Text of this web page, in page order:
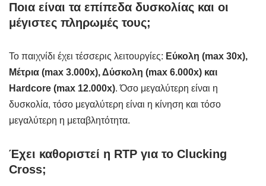
Ποια είναι τα επίπεδα δυσκολίας και οι
μέγιστες πληρωμές τους;
Το παιχνίδι έχει τέσσερις λειτουργίες: Εύκολη (max 30x),
Μέτρια (max 3.000x), Δύσκολη (max 6.000x) και
Hardcore (max 12.000x). Όσο μεγαλύτερη είναι η
δυσκολία, τόσο μεγαλύτερη είναι η κίνηση και τόσο
μεγαλύτερη η μεταβλητότητα.
Έχει καθοριστεί η RTP για το Clucking
Cross;